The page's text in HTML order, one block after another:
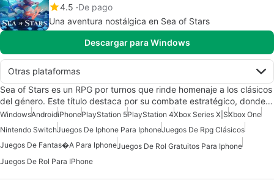
4.5 De pago
Una aventura nostálgica en Sea of Stars
Descargar para Windows
Otras plataformas
Sea of Stars es un RPG por turnos que rinde homenaje a los clásicos
del género. Este título destaca por su combate estratégico, donde…
WindowsAndroidiPhonePlayStation 5PlayStation 4Xbox Series X|SXbox One
Nintendo SwitchJuegos De Iphone Para IphoneJuegos De Rpg Clásicos
Juegos De Fantas�a Para IphoneJuegos De Rol Gratuitos Para Iphone
Juegos De Rol Para IPhone